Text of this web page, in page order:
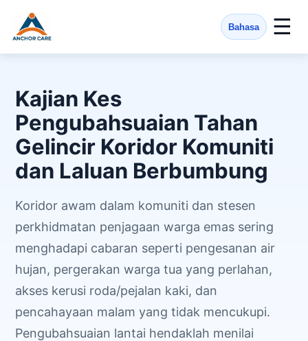
Bahasa ☰
Kajian Kes
Pengubahsuaian Tahan
Gelincir Koridor Komuniti
dan Laluan Berbumbung
Koridor awam dalam komuniti dan stesen
perkhidmatan penjagaan warga emas sering
menghadapi cabaran seperti pengesanan air
hujan, pergerakan warga tua yang perlahan,
akses kerusi roda/pejalan kaki, dan
pencahayaan malam yang tidak mencukupi.
Pengubahsuaian lantai hendaklah menilai